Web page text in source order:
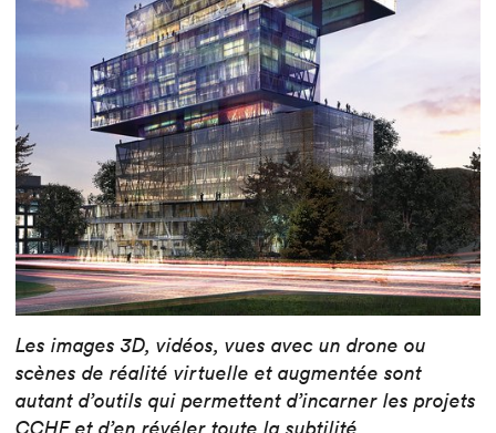
Les images 3D, vidéos, vues avec un drone ou
scènes de réalité virtuelle et augmentée sont
autant d’outils qui permettent d’incarner les projets
CCHE et d’en révéler toute la subtilité.